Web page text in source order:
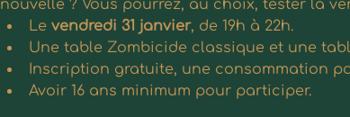
nouvelle ? Vous pourrez, au choix, tester la
Le vendredi 31 janvier, de 19h à 22h.
Une table Zombicide classique et une
Inscription gratuite, une consommation
Avoir 16 ans minimum pour participer.